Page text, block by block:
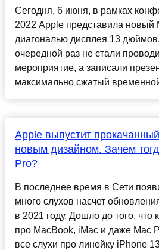
Сегодня, 6 июня, в рамках
2022 Apple представила новый
диагональю дисплея 13
очередной раз не стали
мероприятие, а записали
максимально сжатый
Apple выпустит
новым дизайном. Зачем
Pro?
В последнее время в Сети
много слухов насчет
в 2021 году. Дошло до того, что
про MacBook, iMac и даже Mac
все слухи про линейку iPhone